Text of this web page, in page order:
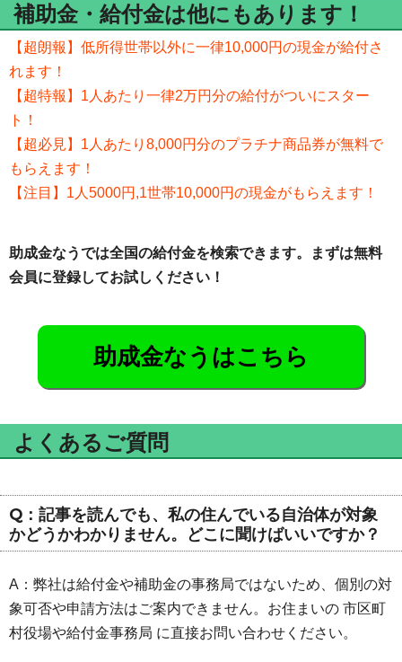
補助金・給付金は他にもあります！
【超朗報】低所得世帯以外に一律10,000円の現金が給付さ
れます！
【超特報】1人あたり一律2万円分の給付がついにスター
ト！
【超必見】1人あたり8,000円分のプラチナ商品券が無料で
もらえます！
【注目】1人5000円,1世帯10,000円の現金がもらえます！
助成金なうでは全国の給付金を検索できます。まずは無料
会員に登録してお試しください！
助成金なうはこちら
よくあるご質問
Q：記事を読んでも、私の住んでいる自治体が対象
かどうかわかりません。どこに聞けばいいですか？
A：弊社は給付金や補助金の事務局ではないため、個別の対
象可否や申請方法はご案内できません。お住まいの 市区町
村役場や給付金事務局 に直接お問い合わせください。